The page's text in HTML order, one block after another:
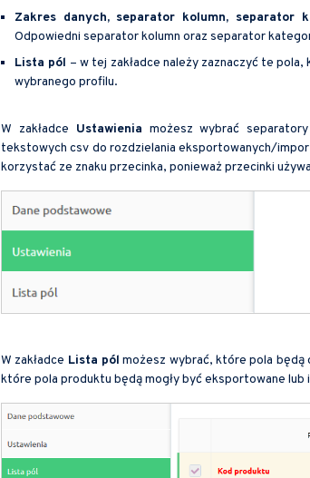
Zakres danych, separator kolumn, separator
Odpowiedni separator kolumn oraz separator
Lista pól – w tej zakładce należy zaznaczyć te
wybranego profilu.
W zakładce Ustawienia możesz wybrać
tekstowych csv do rozdzielania eksportowanych/
korzystać ze znaku przecinka, ponieważ przecinki
W zakładce Lista pól możesz wybrać, które pola będą
które pola produktu będą mogły być eksportowane